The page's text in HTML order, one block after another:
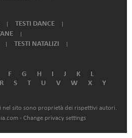
TESTI DANCE
TESTI NATALIZI
F G H I J K
L
R S T U V W X
Y
nel sito sono proprietà dei rispettivi autori.
- Change privacy settings